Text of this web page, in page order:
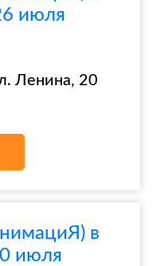
июля
Ленина, 20
в
июля